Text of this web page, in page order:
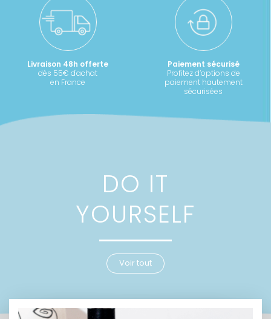
Livraison 48h offerte
dès 55€ d'achat
en France
Paiement sécurisé
Profitez d’options de
paiement hautement
sécurisées
DO IT
YOURSELF
Voir tout